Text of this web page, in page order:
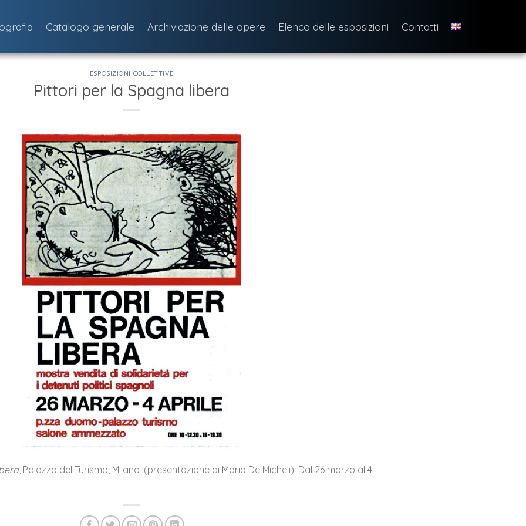
Catalogo generale Archiviazione delle opere Elenco delle esposizioni Contatti
ESPOSIZIONI COLLETTIVE
Pittori per la Spagna libera
, Palazzo del Turismo, Milano, (presentazione di Mario De Micheli). Dal 26 marzo al 4